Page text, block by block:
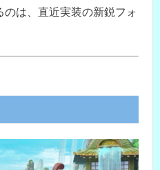
は、直近実装の新鋭フォ